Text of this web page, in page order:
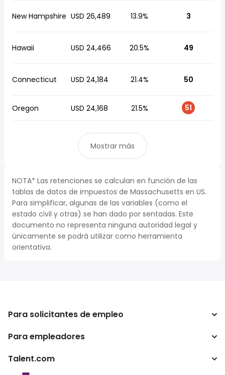
New Hampshire USD 26,489 13.9% 3
Hawaii USD 24,466 20.5% 49
Connecticut USD 24,184 21.4% 50
Oregon USD 24,168 21.5% 51
Mostrar más
NOTA* Las retenciones se calculan en función de las
tablas de datos de impuestos de Massachusetts en US.
Para simplificar, algunas de las variables (como el
estado civil y otras) se han dado por sentadas. Este
documento no representa ninguna autoridad legal y
únicamente se podrá utilizar como herramienta
orientativa.
Para solicitantes de empleo
Buscador de trabajo
Para empleadores
Empresa
Talent.com